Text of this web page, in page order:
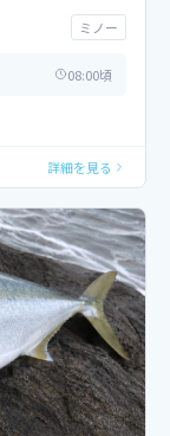
ミノー
08:00頃
詳細を見る